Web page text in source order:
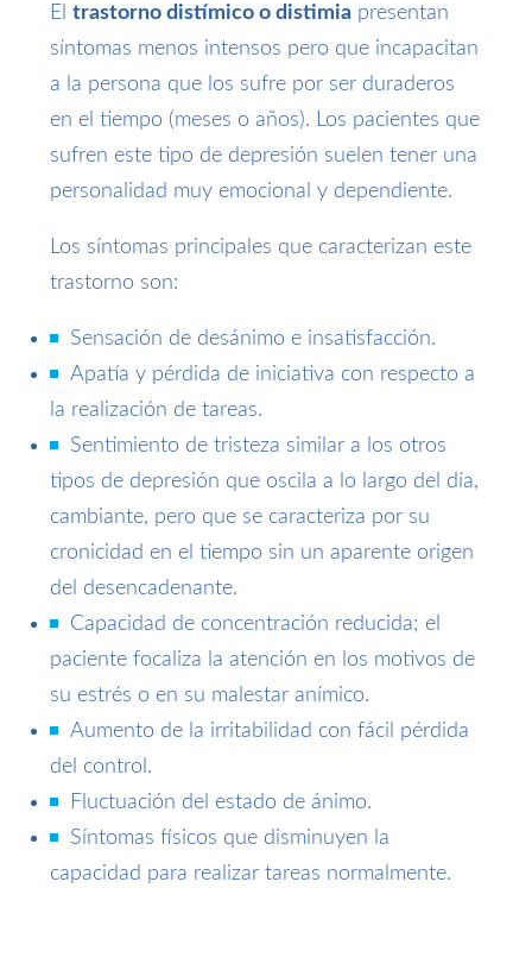
Eltrastorno distímico o distimia presentan
síntomas menos intensos pero que incapacitan
a la persona que los sufre por ser duraderos
en el tiempo (meses o años). Los pacientes que
sufren este tipo de depresión suelen tener una
personalidad muy emocional y dependiente.
Los síntomas principales que caracterizan este
trastorno son:
Sensación de desánimo e insatisfacción.
Apatía y pérdida de iniciativa con respecto a
la realización de tareas.
Sentimiento de tristeza similar a los otros
tipos de depresión que oscila a lo largo del día,
cambiante, pero que se caracteriza por su
cronicidad en el tiempo sin un aparente origen
del desencadenante.
Capacidad de concentración reducida; el
paciente focaliza la atención en los motivos de
su estrés o en su malestar anímico.
Aumento de la irritabilidad con fácil pérdida
del control.
Fluctuación del estado de ánimo.
Síntomas físicos que disminuyen la
capacidad para realizar tareas normalmente.